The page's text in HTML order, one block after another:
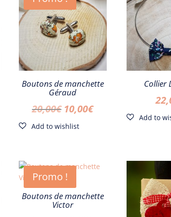
Boutons de manchette
Géraud
20,00€ Le
prix
20,00€.
10,00€Le
Collier
Promo !
Boutons de manchette
Victor